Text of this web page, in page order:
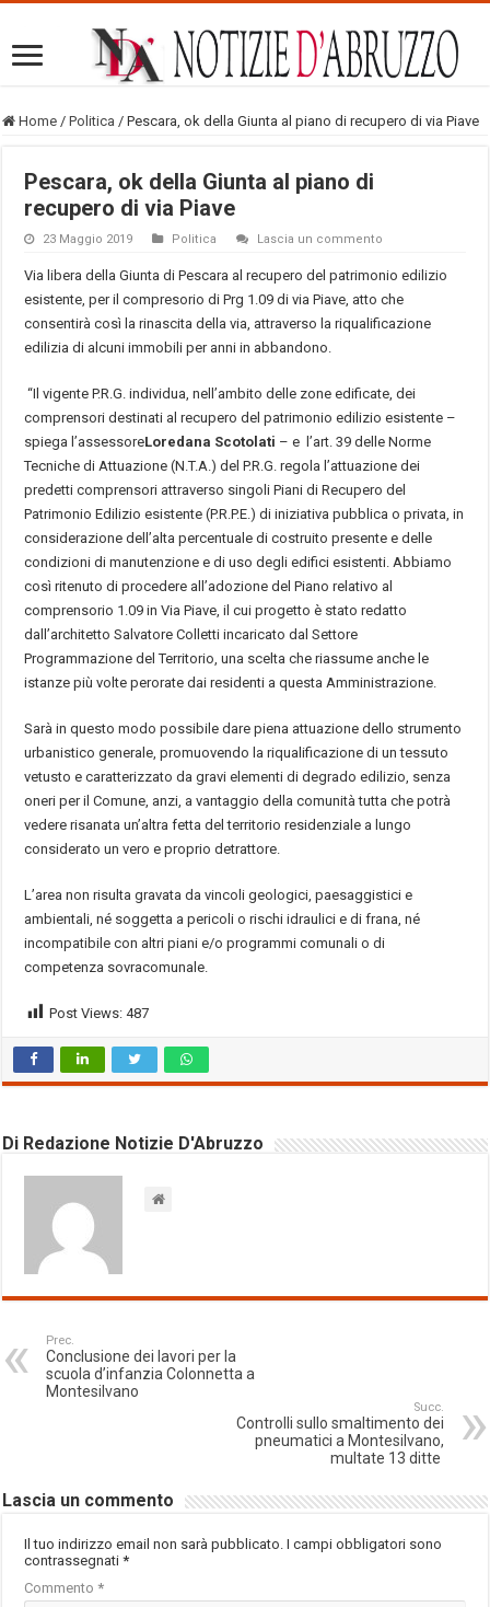
Home / Politica / Pescara, ok della Giunta al piano di recupero di via Piave
Pescara, ok della Giunta al piano di
recupero di via Piave
23 Maggio 2019 Politica Lascia un commento
Via libera della Giunta di Pescara al recupero del patrimonio edilizio
esistente, per il compresorio di Prg 1.09 di via Piave, atto che
consentirà così la rinascita della via, attraverso la riqualificazione
edilizia di alcuni immobili per anni in abbandono.
“Il vigente P.R.G. individua, nell’ambito delle zone edificate, dei
comprensori destinati al recupero del patrimonio edilizio esistente –
spiega l’assessoreLoredana Scotolati – e l’art. 39 delle Norme
Tecniche di Attuazione (N.T.A.) del P.R.G. regola l’attuazione dei
predetti comprensori attraverso singoli Piani di Recupero del
Patrimonio Edilizio esistente (P.R.P.E.) di iniziativa pubblica o privata, in
considerazione dell’alta percentuale di costruito presente e delle
condizioni di manutenzione e di uso degli edifici esistenti. Abbiamo
così ritenuto di procedere all’adozione del Piano relativo al
comprensorio 1.09 in Via Piave, il cui progetto è stato redatto
dall’architetto Salvatore Colletti incaricato dal Settore
Programmazione del Territorio, una scelta che riassume anche le
istanze più volte perorate dai residenti a questa Amministrazione.
Sarà in questo modo possibile dare piena attuazione dello strumento
urbanistico generale, promuovendo la riqualificazione di un tessuto
vetusto e caratterizzato da gravi elementi di degrado edilizio, senza
oneri per il Comune, anzi, a vantaggio della comunità tutta che potrà
vedere risanata un’altra fetta del territorio residenziale a lungo
considerato un vero e proprio detrattore.
L’area non risulta gravata da vincoli geologici, paesaggistici e
ambientali, né soggetta a pericoli o rischi idraulici e di frana, né
incompatibile con altri piani e/o programmi comunali o di
competenza sovracomunale.
Post Views: 487
Di Redazione Notizie D'Abruzzo
Prec.
Conclusione dei lavori per la
scuola d’infanzia Colonnetta a
Montesilvano
Succ.
Controlli sullo smaltimento dei
pneumatici a Montesilvano,
multate 13 ditte
Lascia un commento
Il tuo indirizzo email non sarà pubblicato. I campi obbligatori sono
contrassegnati*
Commento*